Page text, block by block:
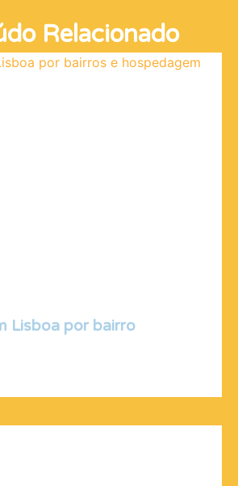
Relacionado
Lisboa por bairro